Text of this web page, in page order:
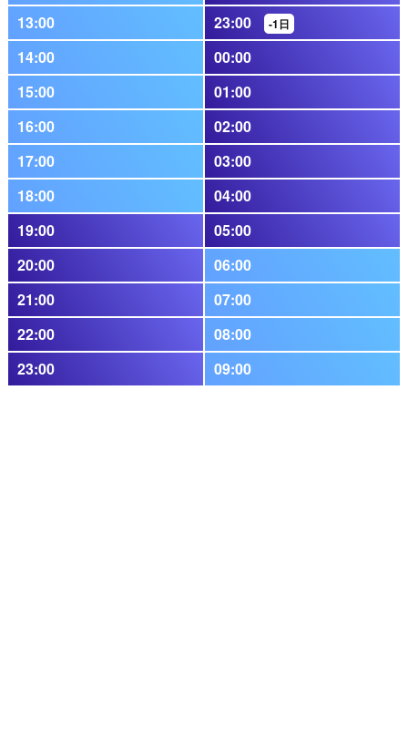
13:00 23:00 -1日
14:00
00:00
15:00
01:00
16:00
02:00
17:00
03:00
18:00
04:00
19:00
05:00
20:00
06:00
21:00
07:00
22:00
08:00
23:00
09:00